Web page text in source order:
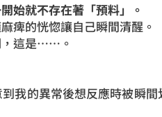
始就不存在著「預料」。
痺的恍惚讓自己瞬間清醒。
，這是……。
我的異常後想反應時被瞬